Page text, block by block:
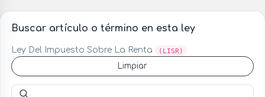
Buscar artículo o término en esta ley
Ley Del Impuesto Sobre La Renta (LISR)
Limpiar
Buscar artículo o término en esta ley